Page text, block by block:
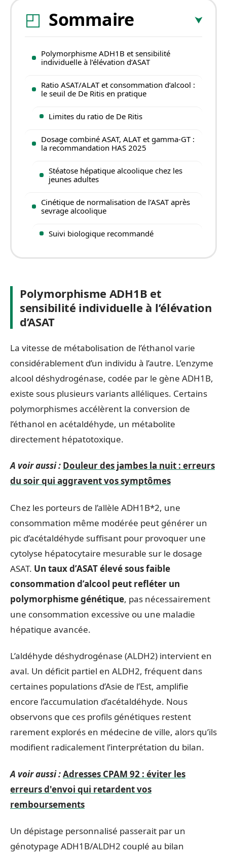
Sommaire
Polymorphisme ADH1B et sensibilité
individuelle à l’élévation d’ASAT
Ratio ASAT/ALAT et consommation d’alcool :
le seuil de De Ritis en pratique
Limites du ratio de De Ritis
Dosage combiné ASAT, ALAT et gamma-GT :
la recommandation HAS 2025
Stéatose hépatique alcoolique chez les
jeunes adultes
Cinétique de normalisation de l’ASAT après
sevrage alcoolique
Suivi biologique recommandé
Polymorphisme ADH1B et
sensibilité individuelle à l’élévation
d’ASAT
La vitesse de métabolisation de l’éthanol varie
considérablement d’un individu à l’autre. L’enzyme
alcool déshydrogénase, codée par le gène ADH1B,
existe sous plusieurs variants alléliques. Certains
polymorphismes accélèrent la conversion de
l’éthanol en acétaldéhyde, un métabolite
directement hépatotoxique.
A voir aussi : Douleur des jambes la nuit : erreurs
du soir qui aggravent vos symptômes
Chez les porteurs de l’allèle ADH1B*2, une
consommation même modérée peut générer un
pic d’acétaldéhyde suffisant pour provoquer une
cytolyse hépatocytaire mesurable sur le dosage
ASAT. Un taux d’ASAT élevé sous faible
consommation d’alcool peut refléter un
polymorphisme génétique, pas nécessairement
une consommation excessive ou une maladie
hépatique avancée.
L’aldéhyde déshydrogénase (ALDH2) intervient en
aval. Un déficit partiel en ALDH2, fréquent dans
certaines populations d’Asie de l’Est, amplifie
encore l’accumulation d’acétaldéhyde. Nous
observons que ces profils génétiques restent
rarement explorés en médecine de ville, alors qu’ils
modifient radicalement l’interprétation du bilan.
A voir aussi :Adresses CPAM 92 : éviter les
erreurs d'envoi qui retardent vos
remboursements
Un dépistage personnalisé passerait par un
génotypage ADH1B/ALDH2 couplé au bilan